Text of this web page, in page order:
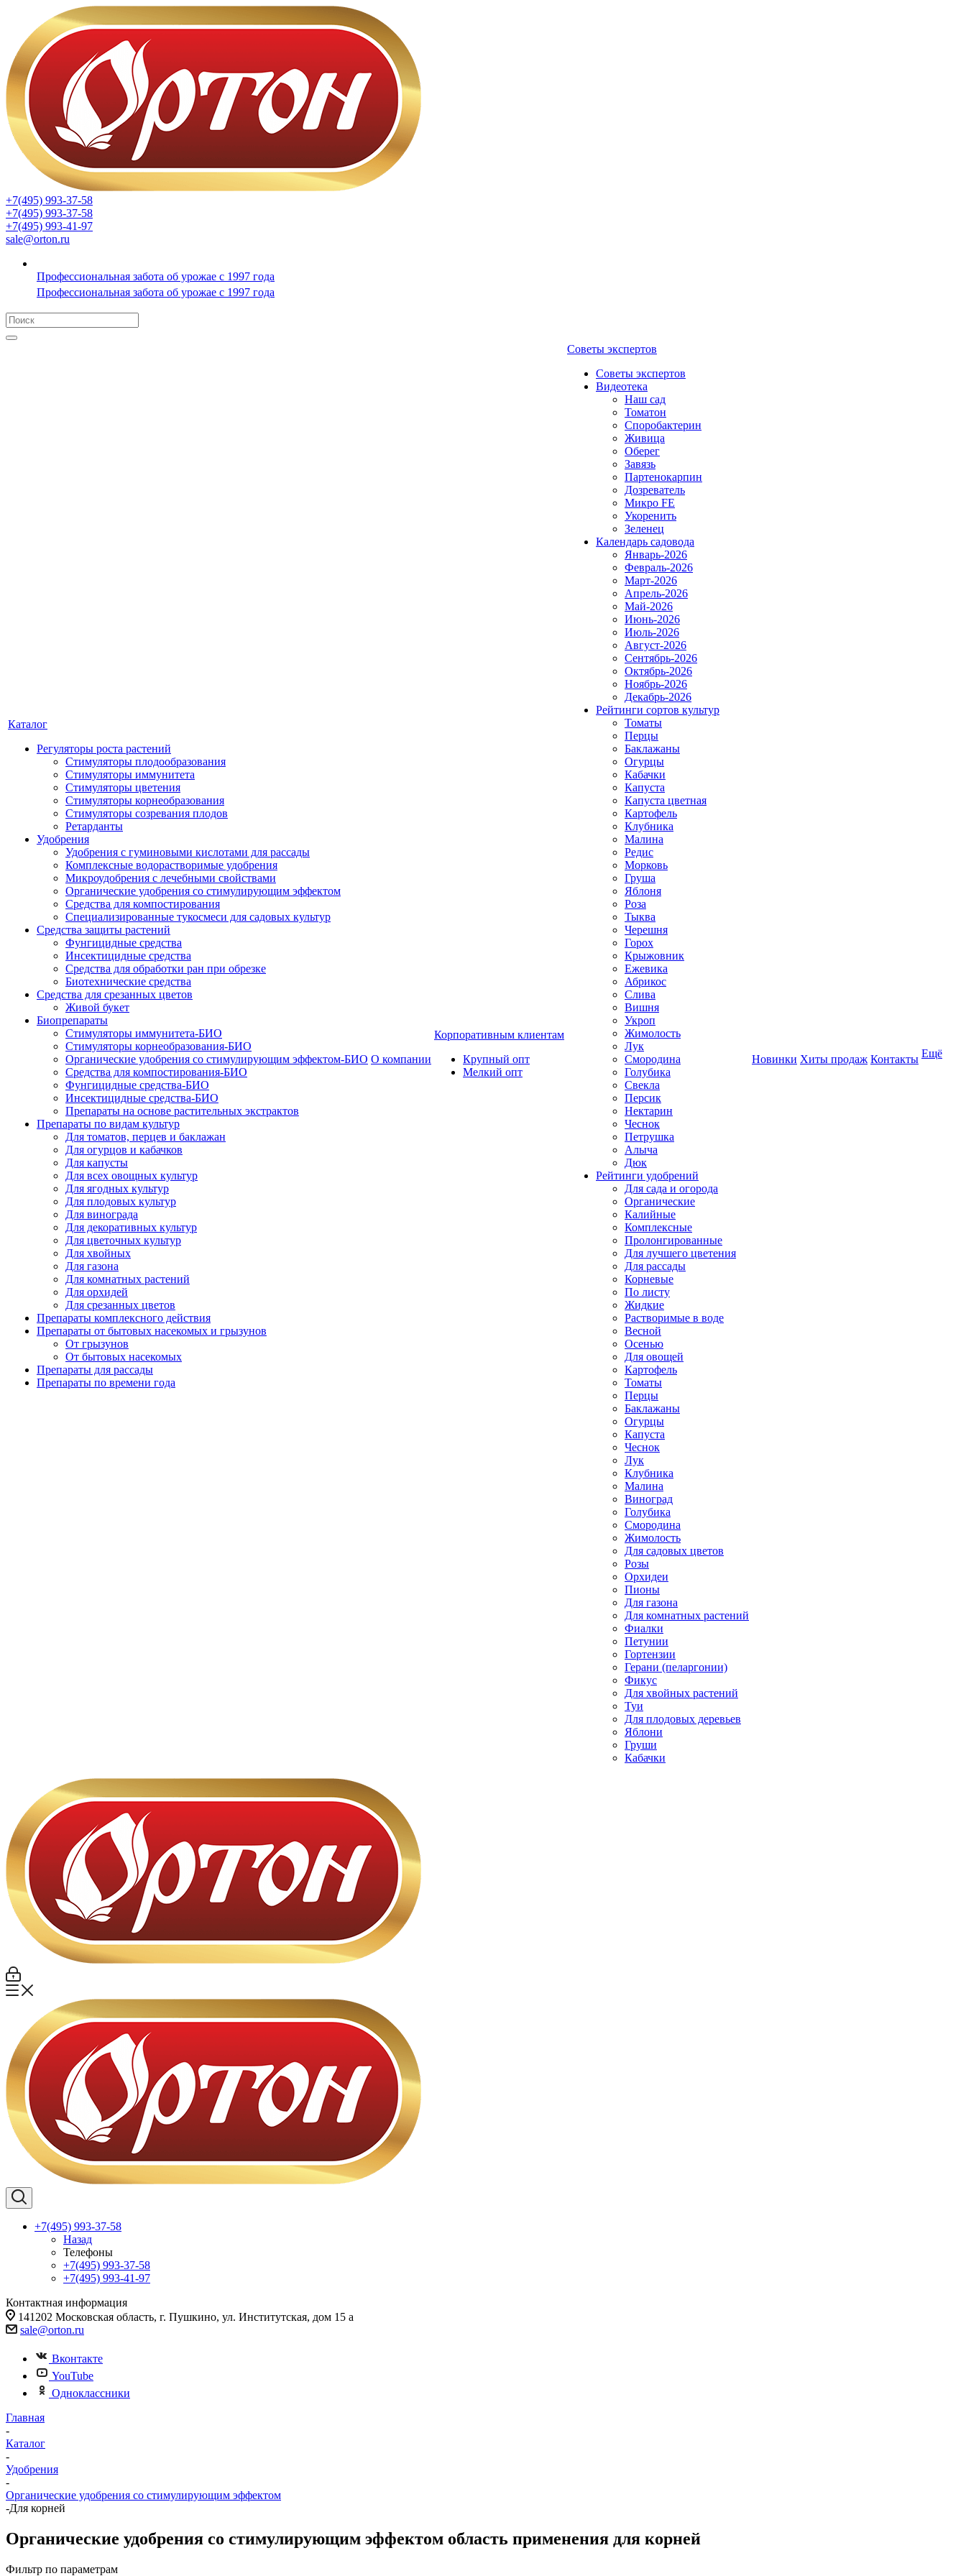
+7(495) 993-37-58
+7(495) 993-37-58
+7(495) 993-41-97
sale@orton.ru
Профессиональная забота об урожае с 1997 года
Профессиональная забота об урожае с 1997 года
Каталог
Регуляторы роста растений
Стимуляторы плодообразования
Стимуляторы иммунитета
Стимуляторы цветения
Стимуляторы корнеобразования
Стимуляторы созревания плодов
Ретарданты
Удобрения
Удобрения с гуминовыми кислотами для рассады
Комплексные водорастворимые удобрения
Микроудобрения с лечебными свойствами
Органические удобрения со стимулирующим эффектом
Средства для компостирования
Специализированные тукосмеси для садовых культур
Средства защиты растений
Фунгицидные средства
Инсектицидные средства
Средства для обработки ран при обрезке
Биотехнические средства
Средства для срезанных цветов
Живой букет
Биопрепараты
Стимуляторы иммунитета-БИО
Стимуляторы корнеобразования-БИО
Органические удобрения со стимулирующим эффектом-БИО
Средства для компостирования-БИО
Фунгицидные средства-БИО
Инсектицидные средства-БИО
Препараты на основе растительных экстрактов
Препараты по видам культур
Для томатов, перцев и баклажан
Для огурцов и кабачков
Для капусты
Для всех овощных культур
Для ягодных культур
Для плодовых культур
Для винограда
Для декоративных культур
Для цветочных культур
Для хвойных
Для газона
Для комнатных растений
Для орхидей
Для срезанных цветов
Препараты комплексного действия
Препараты от бытовых насекомых и грызунов
От грызунов
От бытовых насекомых
Препараты для рассады
Препараты по времени года
О компании
Корпоративным клиентам
Крупный опт
Мелкий опт
Советы экспертов
Советы экспертов
Видеотека
Наш сад
Томатон
Споробактерин
Живица
Оберег
Завязь
Партенокарпин
Дозреватель
Микро FE
Укоренить
Зеленец
Календарь садовода
Январь-2026
Февраль-2026
Март-2026
Апрель-2026
Май-2026
Июнь-2026
Июль-2026
Август-2026
Сентябрь-2026
Октябрь-2026
Ноябрь-2026
Декабрь-2026
Рейтинги сортов культур
Томаты
Перцы
Баклажаны
Огурцы
Кабачки
Капуста
Капуста цветная
Картофель
Клубника
Малина
Редис
Морковь
Груша
Яблоня
Роза
Тыква
Черешня
Горох
Крыжовник
Ежевика
Абрикос
Слива
Вишня
Укроп
Жимолость
Лук
Смородина
Голубика
Свекла
Персик
Нектарин
Чеснок
Петрушка
Алыча
Дюк
Рейтинги удобрений
Для сада и огорода
Органические
Калийные
Комплексные
Пролонгированные
Для лучшего цветения
Для рассады
Корневые
По листу
Жидкие
Растворимые в воде
Весной
Осенью
Для овощей
Картофель
Томаты
Перцы
Баклажаны
Огурцы
Капуста
Чеснок
Лук
Клубника
Малина
Виноград
Голубика
Смородина
Жимолость
Для садовых цветов
Розы
Орхидеи
Пионы
Для газона
Для комнатных растений
Фиалки
Петунии
Гортензии
Герани (пеларгонии)
Фикус
Для хвойных растений
Туи
Для плодовых деревьев
Яблони
Груши
Кабачки
Новинки Хиты продаж Контакты Ещё
+7(495) 993-37-58
Назад
Телефоны
+7(495) 993-37-58
+7(495) 993-41-97
Контактная информация
141202 Московская область, г. Пушкино, ул. Институтская, дом 15 а
sale@orton.ru
Вконтакте
YouTube
Одноклассники
Главная
-
Каталог
-
Удобрения
-
Органические удобрения со стимулирующим эффектом
-Для корней
Органические удобрения со стимулирующим эффектом область применения для корней
Фильтр по параметрам